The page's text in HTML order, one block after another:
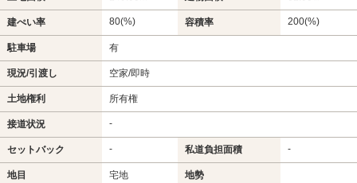
建ぺい率 80(%) 容積率 200(%)
駐車場 有
現況/引渡し 空家/即時
土地権利 所有権
接道状況 -
セットバック - 私道負担面積 -
地目 宅地 地勢